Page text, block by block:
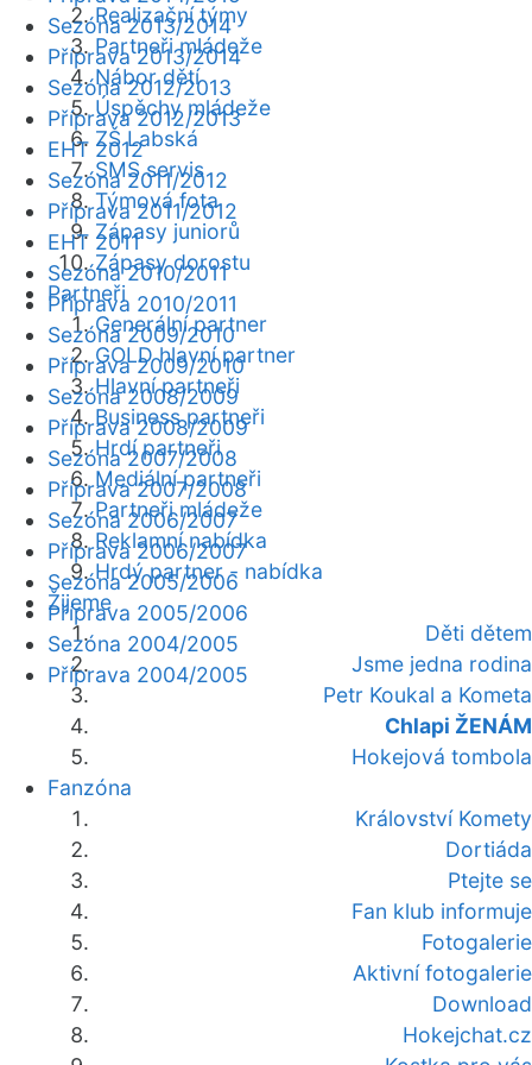
Realizační týmy
Partneři mládeže
Nábor dětí
Úspěchy mládeže
ZŠ Labská
SMS servis
Týmová fota
Zápasy juniorů
Zápasy dorostu
Partneři
Generální partner
GOLD hlavní partner
Hlavní partneři
Business partneři
Hrdí partneři
Mediální partneři
Partneři mládeže
Reklamní nabídka
Hrdý partner - nabídka
Žijeme
Děti dětem
Jsme jedna rodina
Petr Koukal a Kometa
Chlapi ŽENÁM
Hokejová tombola
Fanzóna
Království Komety
Dortiáda
Ptejte se
Fan klub informuje
Fotogalerie
Aktivní fotogalerie
Download
Hokejchat.cz
Sezóna 2013/2014
Příprava 2013/2014
Sezóna 2012/2013
Příprava 2012/2013
EHT 2012
Sezóna 2011/2012
Příprava 2011/2012
EHT 2011
Sezóna 2010/2011
Příprava 2010/2011
Sezóna 2009/2010
Příprava 2009/2010
Sezóna 2008/2009
Příprava 2008/2009
Sezóna 2007/2008
Příprava 2007/2008
Sezóna 2006/2007
Příprava 2006/2007
Sezóna 2005/2006
Příprava 2005/2006
Sezóna 2004/2005
Příprava 2004/2005